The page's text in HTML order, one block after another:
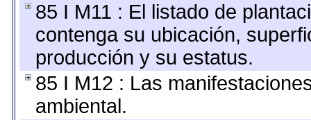
85 I M11 : El listado de
contenga su ubicación,
producción y su estatus.
85 I M12 : Las
ambiental.